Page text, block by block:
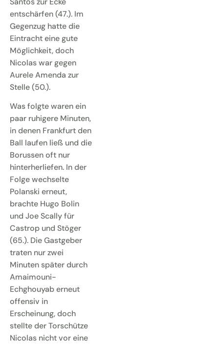
entschärfen (47.). Im
Gegenzug hatte die
Eintracht eine gute
Möglichkeit, doch
Nicolas war gegen
Aurele Amenda zur
Stelle (50.).
Was folgte waren ein
paar ruhigere Minuten,
in denen Frankfurt den
Ball laufen ließ und die
Borussen oft nur
hinterherliefen. In der
Folge wechselte
Polanski erneut,
brachte Hugo Bolin
und Joe Scally für
Castrop und Stöger
(65.). Die Gastgeber
traten nur zwei
Minuten später durch
Amaimouni-
Echghouyab erneut
offensiv in
Erscheinung, doch
stellte der Torschütze
Nicolas nicht vor eine